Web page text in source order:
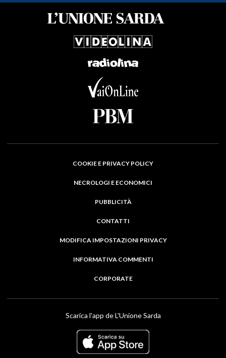
COOKIE E PRIVACY POLICY
NECROLOGI E ECONOMICI
PUBBLICITÀ
CONTATTI
MODIFICA IMPOSTAZIONI PRIVACY
INFORMATIVA COMMENTI
CORPORATE
Scarica l'app de L'Unione Sarda